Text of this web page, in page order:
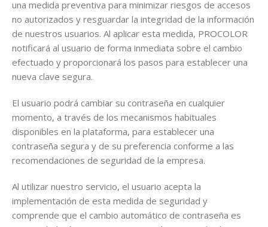
una medida preventiva para minimizar riesgos de accesos
no autorizados y resguardar la integridad de la información
de nuestros usuarios. Al aplicar esta medida, PROCOLOR
notificará al usuario de forma inmediata sobre el cambio
efectuado y proporcionará los pasos para establecer una
nueva clave segura.
El usuario podrá cambiar su contraseña en cualquier
momento, a través de los mecanismos habituales
disponibles en la plataforma, para establecer una
contraseña segura y de su preferencia conforme a las
recomendaciones de seguridad de la empresa.
Al utilizar nuestro servicio, el usuario acepta la
implementación de esta medida de seguridad y
comprende que el cambio automático de contraseña es